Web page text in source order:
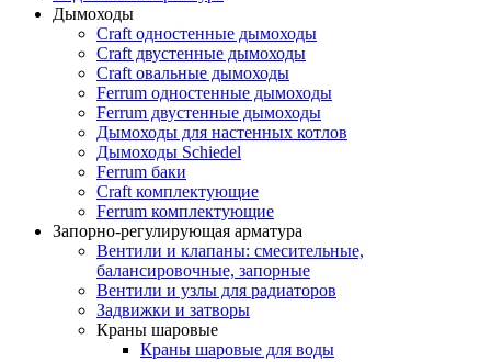
Дымоходы
Craft одностенные дымоходы
Craft двустенные дымоходы
Craft овальные дымоходы
Ferrum одностенные дымоходы
Ferrum двустенные дымоходы
Дымоходы для настенных котлов
Дымоходы Schiedel
Ferrum баки
Craft комплектующие
Ferrum комплектующие
Запорно-регулирующая арматура
Вентили и клапаны: смесительные,
балансировочные, запорные
Вентили и узлы для радиаторов
Задвижки и затворы
Краны шаровые
Краны шаровые для воды